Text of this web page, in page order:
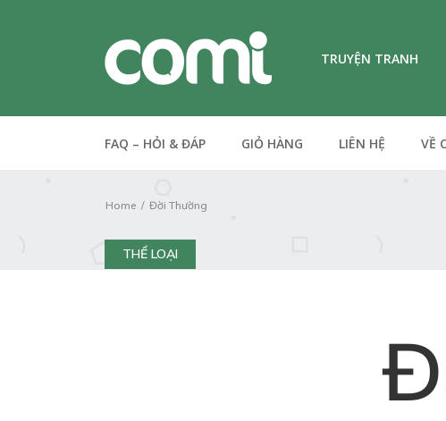
TRUYỆN TRANH
FAQ – HỎI & ĐÁP GIỎ HÀNG LIÊN HỆ VỀ
Home Đời Thường
THỂ LOẠI